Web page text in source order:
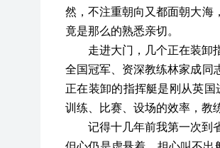
然，不注重朝向又都面朝大海
竟是那么的熟悉亲切。
走进大门，几个正在装卸
全国冠军、资深教练林家成同
正在装卸的指挥艇是刚从英国
训练、比赛、设场的效率，教
记得十几年前我第一次到